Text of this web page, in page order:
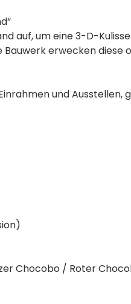
auf, um eine 3-D-
erwecken diese
und
Chocobo / Roter